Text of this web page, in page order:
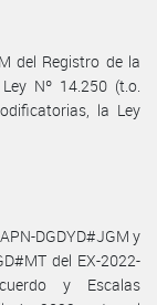
del Registro de la
Nº 14.250 (t.o.
la Ley
DGDYD#JGM y
del EX-2022-
y Escalas